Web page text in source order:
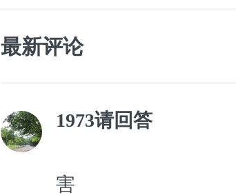
最新评论
1973请回答
害